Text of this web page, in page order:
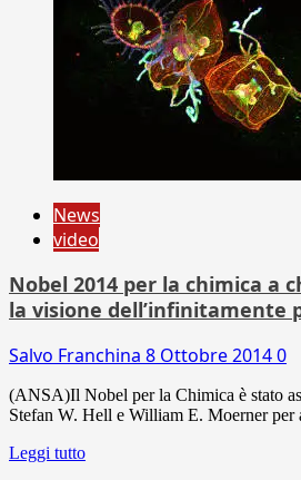
News
video
Nobel 2014 per la chimica a
la visione dell’infinitamente
Salvo Franchina 8 Ottobre 20140
(ANSA)Il Nobel per la Chimica è stato
Stefan W. Hell e William E. Moerner per
Leggi tutto